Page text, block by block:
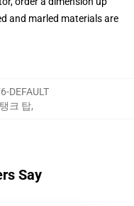
and marled materials are
DEFAULT
크 탑,
Say